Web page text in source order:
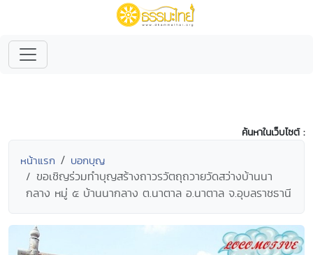
ค้นหาในเว็บไซต์ :
หน้าแรก บอกบุญ
ขอเชิญร่วมทำบุญสร้างถาวรวัตถุถวายวัดสว่างบ้านนา
กลาง หมู่ ๕ บ้านนากลาง ต.นาตาล อ.นาตาล จ.อุบลราชธานี